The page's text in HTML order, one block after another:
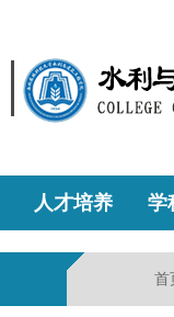
人才培养 学
首